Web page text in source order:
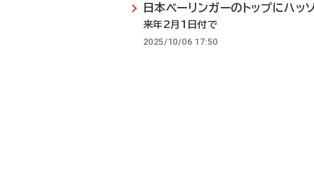
日本ベーリンガーのトップにハッ
来年2月1日付で
2025/10/06 17:50